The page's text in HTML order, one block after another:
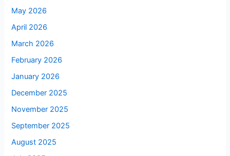
May 2026
April 2026
March 2026
February 2026
January 2026
December 2025
November 2025
September 2025
August 2025